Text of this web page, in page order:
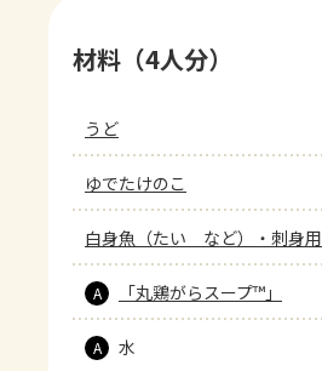
材料（4人分）
うど
ゆでたけのこ
白身魚（たい　など）・刺身用
A 「丸鶏がらスープ™」
A 水